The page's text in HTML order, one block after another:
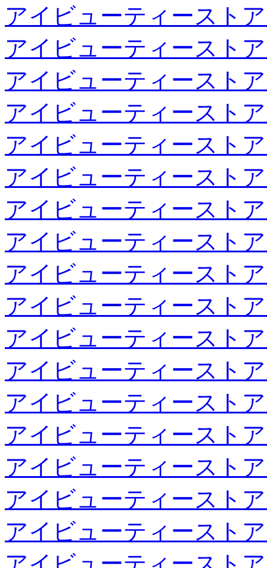
アイビューティースト
アイビューティースト
アイビューティースト
アイビューティースト
アイビューティースト
アイビューティースト
アイビューティースト
アイビューティースト
アイビューティースト
アイビューティースト
アイビューティースト
アイビューティースト
アイビューティースト
アイビューティースト
アイビューティースト
アイビューティースト
アイビューティースト